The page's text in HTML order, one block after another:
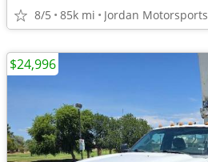
8/5 85k mi Jordan Motorsports
$24,996